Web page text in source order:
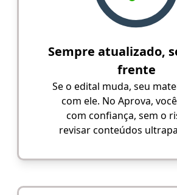
Sempre atualizado,
frente
Se o edital muda, seu
com ele. No Aprova,
com confiança, sem o
revisar conteúdos